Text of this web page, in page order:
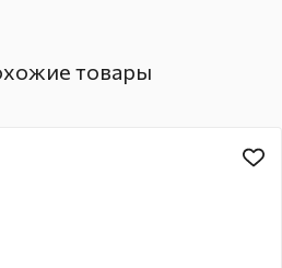
товары